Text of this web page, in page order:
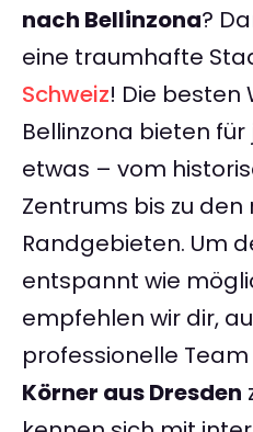
nach Bellinzona?
eine traumhafte
Schweiz! Die besten
Bellinzona bieten
etwas – vom
Zentrums bis zu
Randgebieten. Um
entspannt wie
empfehlen wir dir,
professionelle Team
Körner aus Dresden